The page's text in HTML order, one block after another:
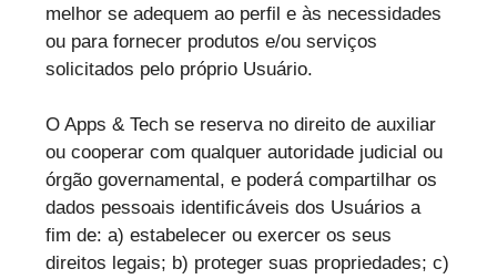
melhor se adequem ao perfil e às necessidades
ou para fornecer produtos e/ou serviços
solicitados pelo próprio Usuário.
O Apps & Tech se reserva no direito de auxiliar
ou cooperar com qualquer autoridade judicial ou
órgão governamental, e poderá compartilhar os
dados pessoais identificáveis dos Usuários a
fim de: a) estabelecer ou exercer os seus
direitos legais; b) proteger suas propriedades; c)